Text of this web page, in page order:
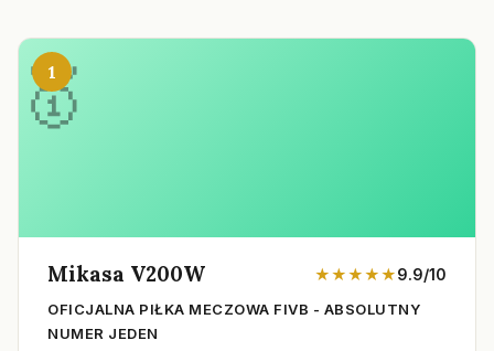
1
Mikasa V200W ★★★★★9.9/10
OFICJALNA PIŁKA MECZOWA FIVB - ABSOLUTNY
NUMER JEDEN